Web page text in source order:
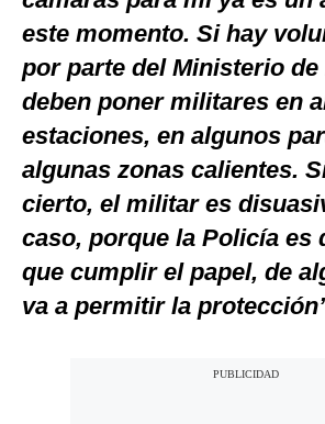
este momento. Si hay
por parte del Ministerio de
deben poner militares en
estaciones, en algunos
algunas zonas calientes.
cierto, el militar es
caso, porque la Policía es
que cumplir el papel, de
va a permitir la